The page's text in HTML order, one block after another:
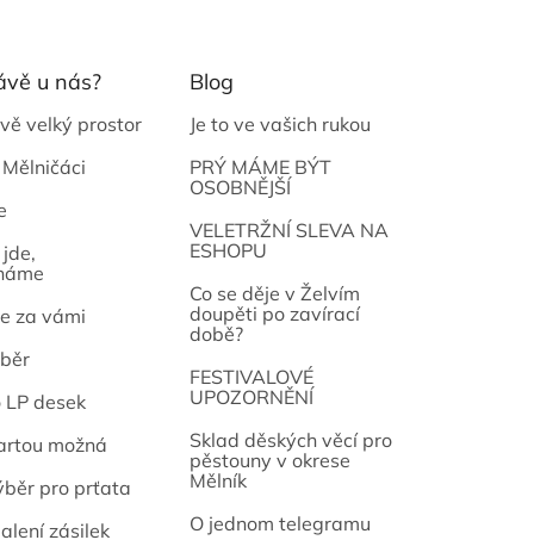
u nás?
velký prostor
za vámi
desek
možná
pro prťata
zásilek
Blog
Je to ve vašich rukou
PRÝ MÁME BÝT
OSOBNĚJŠÍ
VELETRŽNÍ SLEVA NA
ESHOPU
Co se děje v Želvím
doupěti po zavírací
době?
FESTIVALOVÉ
UPOZORNĚNÍ
Sklad děských věcí pro
pěstouny v okrese
Mělník
O jednom telegramu